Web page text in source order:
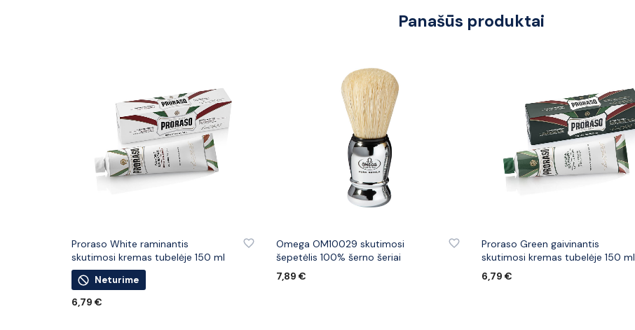
Panašūs produktai
Proraso White raminantis
skutimosi kremas tubelėje 150 ml
Neturime
6,79 €
Omega OM10029 skutimosi
šepetėlis 100% šerno šeriai
7,89€
Proraso Green gaivinantis
skutimosi kremas tubelėje 150 ml
6,79 €